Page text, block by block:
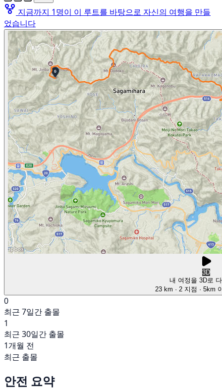
지금까지 1명이 이 루트를 바탕으로 자신의 여행을 만들
었습니다
3D
내 여정을 3D로
23 km · 2 지점 · 5km
0
최근 7일간 출몰
1
최근 30일간 출몰
1개월 전
최근 출몰
안전 요약